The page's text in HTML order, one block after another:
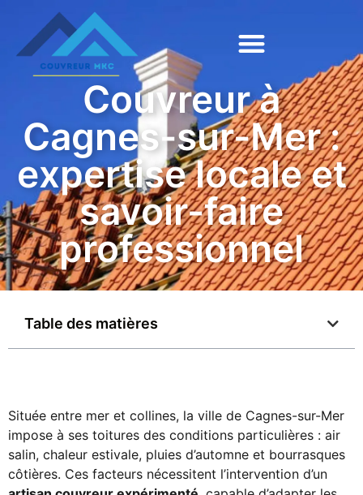
Couvreur à
Cagnes-sur-Mer :
expertise locale et
savoir-faire
professionnel
Table des matières
Située entre mer et collines, la ville de Cagnes-sur-Mer
impose à ses toitures des conditions particulières : air
salin, chaleur estivale, pluies d’automne et bourrasques
côtières. Ces facteurs nécessitent l’intervention d’un